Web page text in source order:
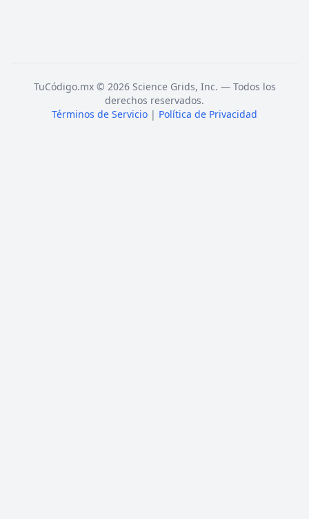
TuCódigo.mx © 2026 Science Grids, Inc. — Todos los
derechos reservados.
Términos de Servicio | Política de Privacidad